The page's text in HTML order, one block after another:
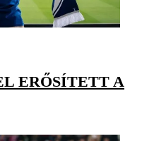
ERŐSÍTETT A